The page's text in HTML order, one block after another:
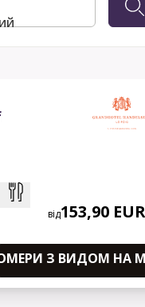
від153,90 EUR
З ВИДОМ НА